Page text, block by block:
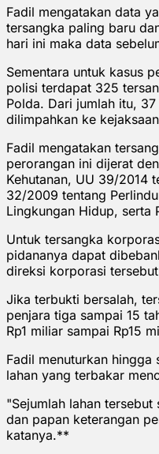
Fadil mengatakan data
tersangka paling baru
hari ini maka data
Sementara untuk kasus
polisi terdapat 325
Polda. Dari jumlah itu,
dilimpahkan ke
Fadil mengatakan
perorangan ini dijerat
Kehutanan, UU 39/2014
32/2009 tentang
Lingkungan Hidup, serta
Untuk tersangka
pidananya dapat
direksi korporasi
Jika terbukti bersalah,
penjara tiga sampai 15
Rp1 miliar sampai Rp15
Fadil menuturkan hingga
lahan yang terbakar
"Sejumlah lahan
dan papan keterangan
katanya.**